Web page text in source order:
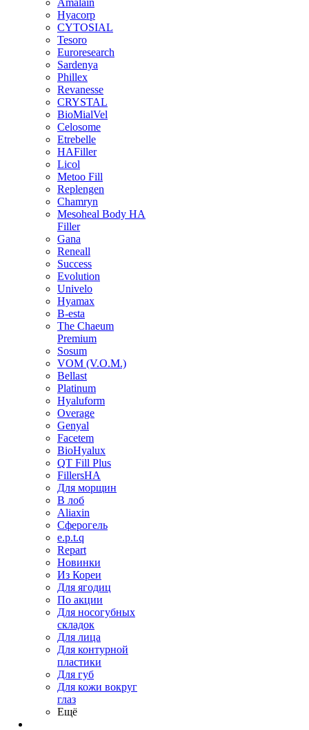
Amalain
Hyacorp
CYTOSIAL
Tesoro
Euroresearch
Sardenya
Phillex
Revanesse
CRYSTAL
BioMialVel
Celosome
Etrebelle
HAFiller
Licol
Metoo Fill
Replengen
Chamryn
Mesoheal Body HA
Filler
Gana
Reneall
Success
Evolution
Univelo
Hyamax
B-esta
The Chaeum
Premium
Sosum
VOM (V.O.M.)
Bellast
Platinum
Hyaluform
Overage
Genyal
Facetem
BioHyalux
QT Fill Plus
FillersHA
Для морщин
В лоб
Aliaxin
Сферогель
e.p.t.q
Repart
Новинки
Из Кореи
Для ягодиц
По акции
Для носогубных
складок
Для лица
Для контурной
пластики
Для губ
Для кожи вокруг
глаз
Ещё